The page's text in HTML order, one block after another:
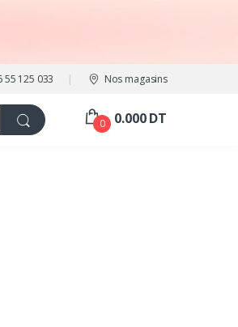
55 125 033 Nos magasins
0 0.000 DT